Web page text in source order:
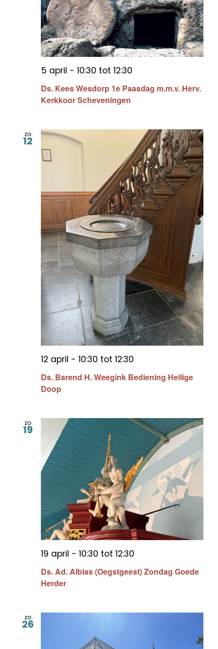
Ds. Kees Wesdorp 1e Paasdag m.m.v. Herv.
Kerkkoor Scheveningen
5 april - 10:30 tot 12:30
zo
12
Ds. Barend H. Weegink Bediening Heilige
Doop
12 april - 10:30 tot 12:30
zo
19
Ds. Ad. Alblas (Oegstgeest) Zondag Goede
Herder
19 april - 10:30 tot 12:30
zo
26